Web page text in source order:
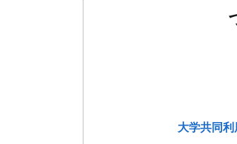
大学共同